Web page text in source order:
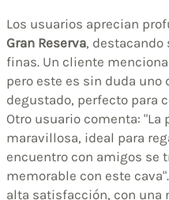
Los usuarios aprecian
Gran Reserva, destacando
finas. Un cliente
pero este es sin duda uno
degustado, perfecto para
Otro usuario comenta: "La
maravillosa, ideal para
encuentro con amigos se
memorable con este
alta satisfacción, con una